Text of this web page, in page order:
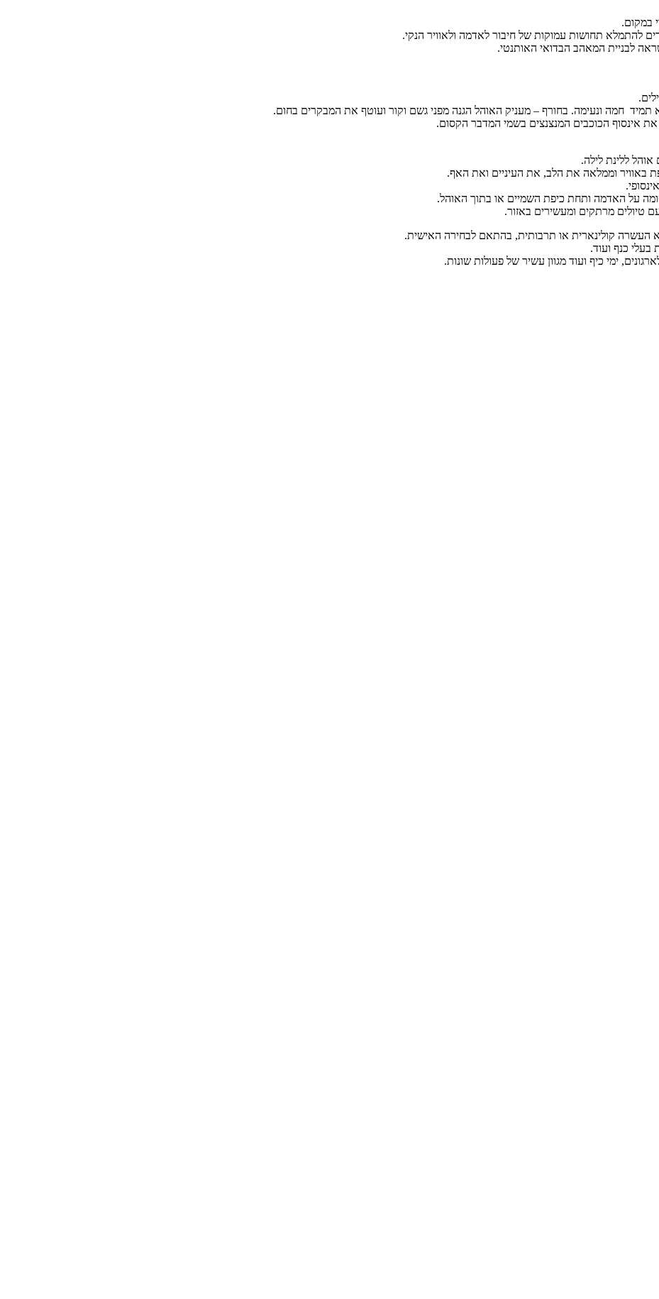
במקום.
להתמלא תחושות עמוקות של חיבור לאדמה ולאוויר הנקי.
לבניית המאהב הבדואי האותנטי.
חמה ונעימה. בחורף – מעניק האוהל הגנה מפני גשם וקור ועוטף את המבקרים בחום.
אינסוף הכוכבים המנצנצים בשמי המדבר הקסום.
ללינת לילה.
באוויר וממלאה את הלב, את העיניים ואת האף.
על האדמה ותחת כיפת השמיים או בתוך האוהל.
טיולים מרתקים ומעשירים באזור.
העשרה קולינארית או תרבותית, בהתאם לבחירה האישית.
בעלי כנף ועוד.
ימי כיף ועוד מגוון עשיר של פעולות שונות.